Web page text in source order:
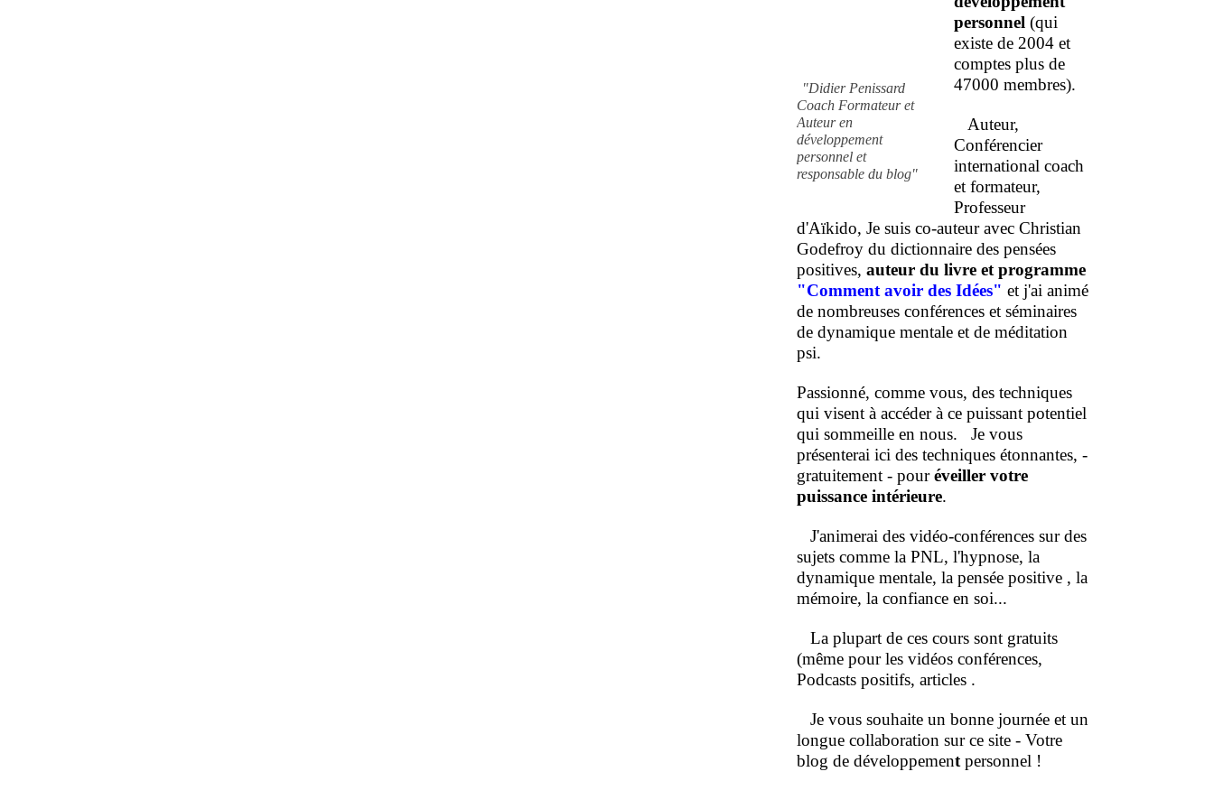
"Didier Penissard
Coach Formateur et
Auteur en
développement
personnel et
responsable du blog"
personnel (qui
existe de 2004 et
comptes plus de
47000 membres).
Auteur,
Conférencier
international coach
et formateur,
Professeur
d'Aïkido, Je suis co-auteur avec Christian
Godefroy du dictionnaire des pensées
positives, auteur du livre et programme
"Comment avoir des Idées" et j'ai animé
de nombreuses conférences et séminaires
de dynamique mentale et de méditation
psi.
Passionné, comme vous, des techniques
qui visent à accéder à ce puissant potentiel
qui sommeille en nous. Je vous
présenterai ici des techniques étonnantes, -
gratuitement - pouréveiller votre
puissance intérieure.
J'animerai des vidéo-conférences sur des
sujets comme la PNL, l'hypnose, la
dynamique mentale, la pensée positive , la
mémoire, la confiance en soi...
La plupart de ces cours sont gratuits
(même pour les vidéos conférences,
Podcasts positifs, articles .
Je vous souhaite un bonne journée et un
longue collaboration sur ce site - Votre
blog de développement personnel !